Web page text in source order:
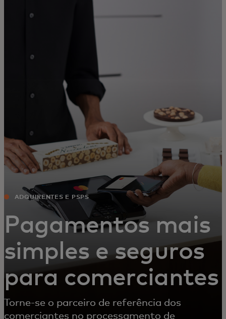
Para ti
Para empresas
Para o mundo
Para inovadores
Notícias e tendências
ADQUIRENTES E PSPS
Pagamentos mais
simples e seguros
para comerciantes
Torne-se o parceiro de referência dos
comerciantes no processamento de